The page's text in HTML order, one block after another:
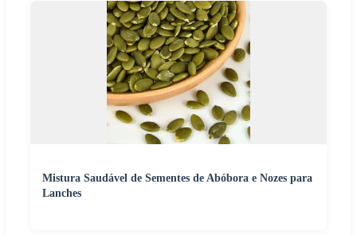
Mistura Saudável de Sementes de Abóbora e Nozes para
Lanches